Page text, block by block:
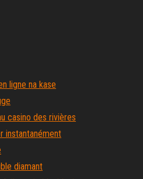
ligne na kase
casino des rivières
instantanément
diamant